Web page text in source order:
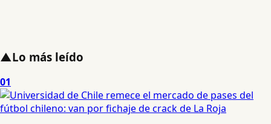
▲Lo más leído
01